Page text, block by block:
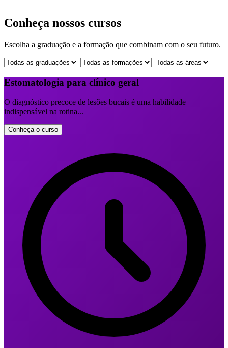
Conheça nossos cursos
Escolha a graduação e a formação que combinam com o seu futuro.
Estomatologia para clínico geral
O diagnóstico precoce de lesões bucais é uma habilidade
indispensável na rotina...
Conheça o curso